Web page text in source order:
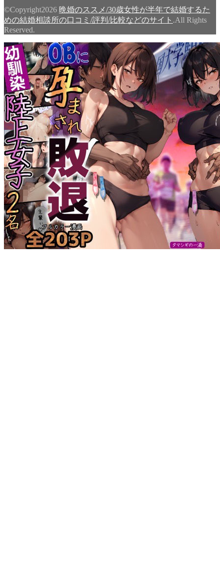
©Copyright2026 晩婚のススメ/30歳女性が半年で結婚するた
めの結婚相談所の口コミ/評判/比較などのサイト .All Rights
Reserved.